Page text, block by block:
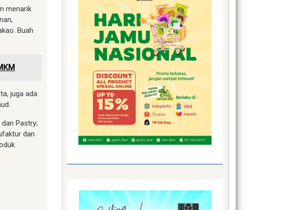
menarik
Buah
juga ada
Pastry;
dan